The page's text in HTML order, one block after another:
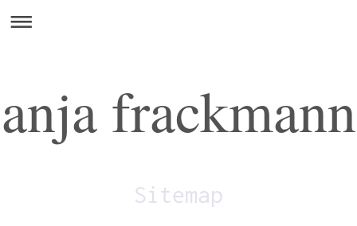
anja frackmann
Sitemap